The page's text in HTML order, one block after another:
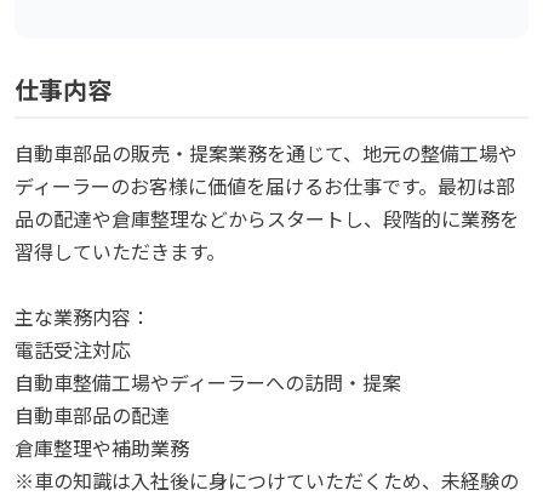
仕事内容
自動車部品の販売・提案業務を通じて、地元の整備工場や
ディーラーのお客様に価値を届けるお仕事です。最初は部
品の配達や倉庫整理などからスタートし、段階的に業務を
習得していただきます。
主な業務内容：
電話受注対応
自動車整備工場やディーラーへの訪問・提案
自動車部品の配達
倉庫整理や補助業務
※車の知識は入社後に身につけていただくため、未経験の